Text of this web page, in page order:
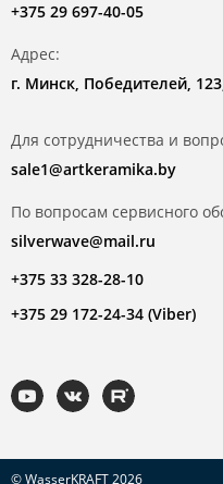
+375 29 697-40-05
Адрес:
г. Минск, Победителей,
Для сотрудничества и
sale1@artkeramika.by
По вопросам сервисного
silverwave@mail.ru
+375 33 328-28-10
+375 29 172-24-34 (Viber)
© WasserKRAFT 2026